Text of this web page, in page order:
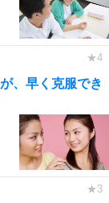
、早く克服でき